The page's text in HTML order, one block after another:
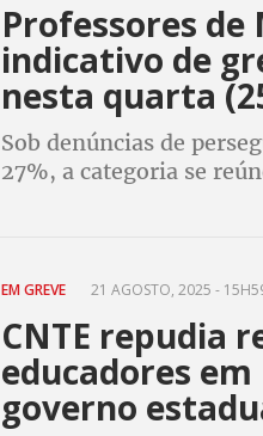
Professores
indicativo de
nesta quarta
​Sob denúncias de
27%, a categoria se
EM GREVE 21 AGOSTO, 2025 -
CNTE repudia
educadores
governo